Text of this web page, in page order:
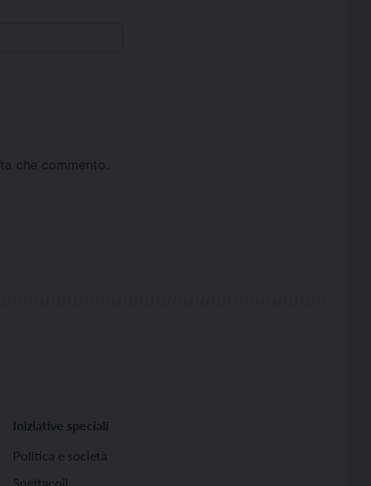
che commento.
Iniziative speciali
Politica e società
Spettacoli